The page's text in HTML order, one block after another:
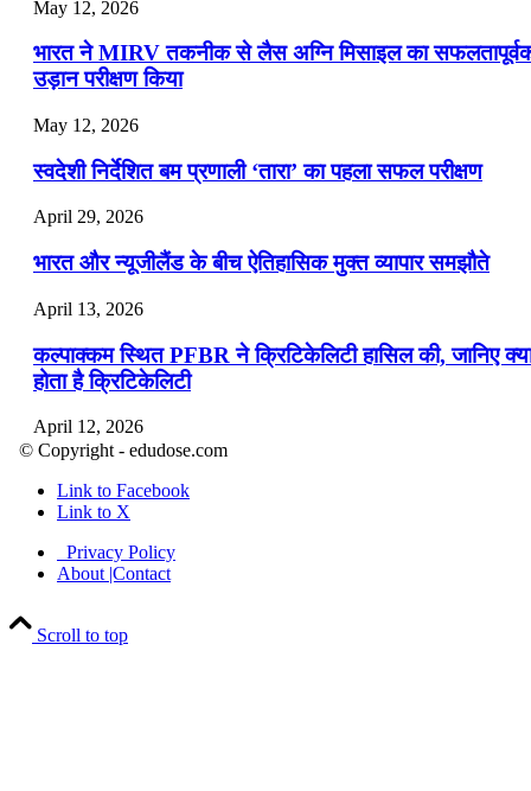
May 12, 2026
भारत ने MIRV तकनीक से लैस अग्नि मिसाइल का
उड़ान परीक्षण किया
May 12, 2026
स्वदेशी निर्देशित बम प्रणाली ‘तारा’ का पहला सफल परीक्षण
April 29, 2026
भारत और न्यूजीलैंड के बीच ऐतिहासिक मुक्त व्यापार समझौते
April 13, 2026
कल्पाक्कम स्थित PFBR ने क्रिटिकेलिटी हासिल की, जानिए
होता है क्रिटिकेलिटी
April 12, 2026
April 9, 2026
नासा का आर्टेमिस-2 मिशन: मनुष्य एक बार फिर से चंद्रमा के
पहुंचा
April 7, 2026
© Copyright - edudose.com
Link to Facebook
Link to X
Privacy Policy
About |Contact
Scroll to top